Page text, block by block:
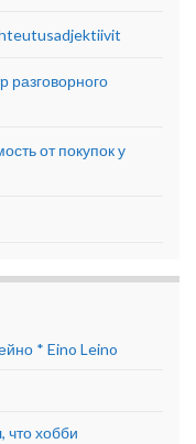
разговорного
от покупок у
* Eino Leino
что хобби